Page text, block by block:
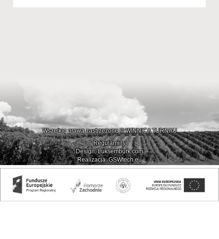
Wszelkie prawa zastrzeżone © WINNICA TURNAU
Regulaminy
Design: Luksemburk.com
Realizacja: GSWtech.eu